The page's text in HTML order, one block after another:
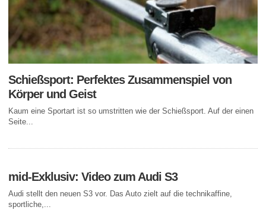
Schießsport: Perfektes Zusammenspiel von
Körper und Geist
Kaum eine Sportart ist so umstritten wie der Schießsport. Auf der einen
Seite...
mid-Exklusiv: Video zum Audi S3
Audi stellt den neuen S3 vor. Das Auto zielt auf die technikaffine,
sportliche,...